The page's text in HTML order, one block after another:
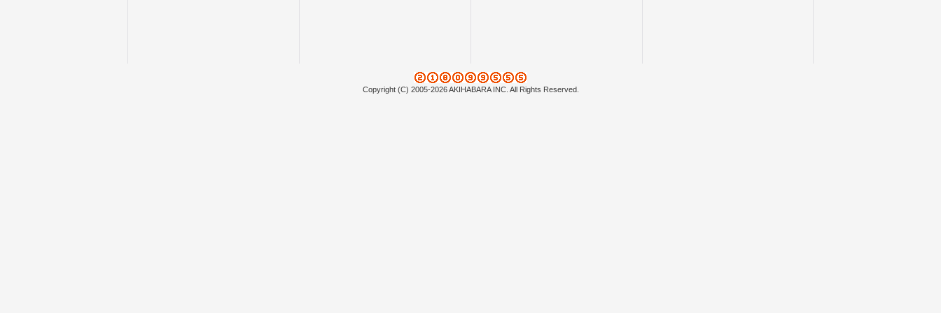
Copyright (C) 2005-2026 AKIHABARA INC. All Rights Reserved.